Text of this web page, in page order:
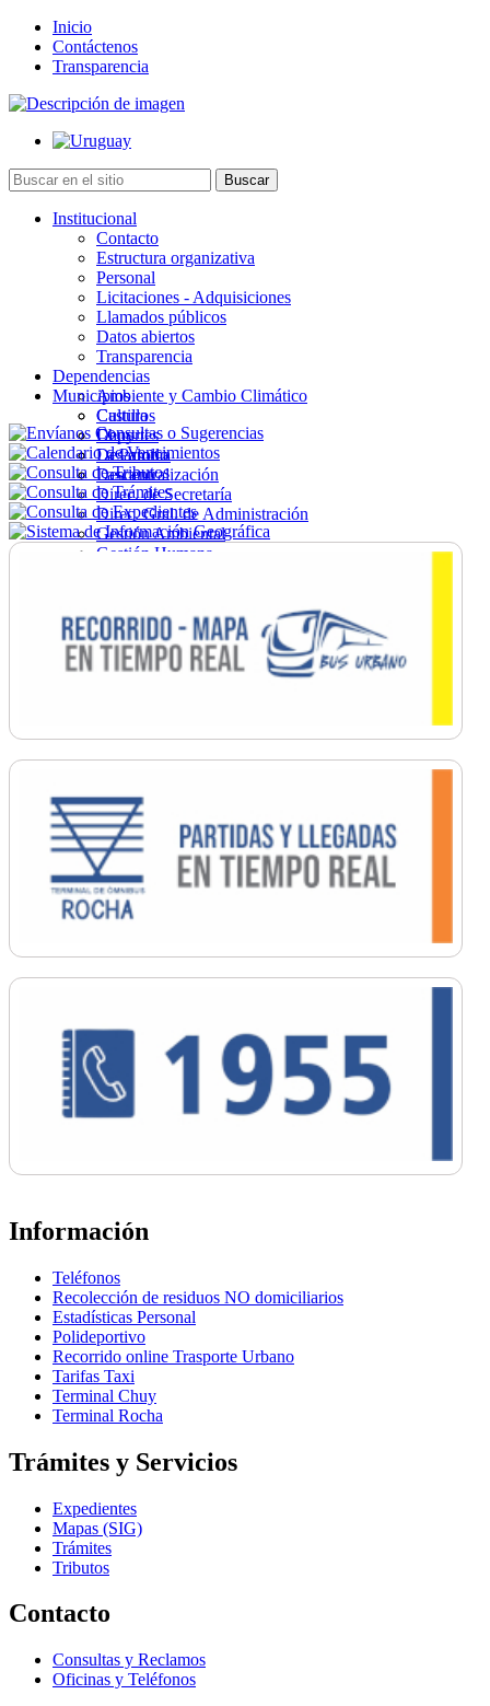
Inicio
Contáctenos
Transparencia
Institucional
Contacto
Estructura organizativa
Personal
Licitaciones - Adquisiciones
Llamados públicos
Datos abiertos
Transparencia
Dependencias
Ambiente y Cambio Climático
Cultura
Deportes
Desarrollo
Descentralización
Direc. de Secretaría
Direc. Gral. de Administración
Gestión Ambiental
Gestión Humana
Ordenamiento
Promoción Social
Salud
Secretaría General
Municipios
Castillos
Chuy
La Paloma
Lascano
Información
Teléfonos
Recolección de residuos NO domiciliarios
Estadísticas Personal
Polideportivo
Recorrido online Trasporte Urbano
Tarifas Taxi
Terminal Chuy
Terminal Rocha
Trámites y Servicios
Expedientes
Mapas (SIG)
Trámites
Tributos
Contacto
Consultas y Reclamos
Oficinas y Teléfonos